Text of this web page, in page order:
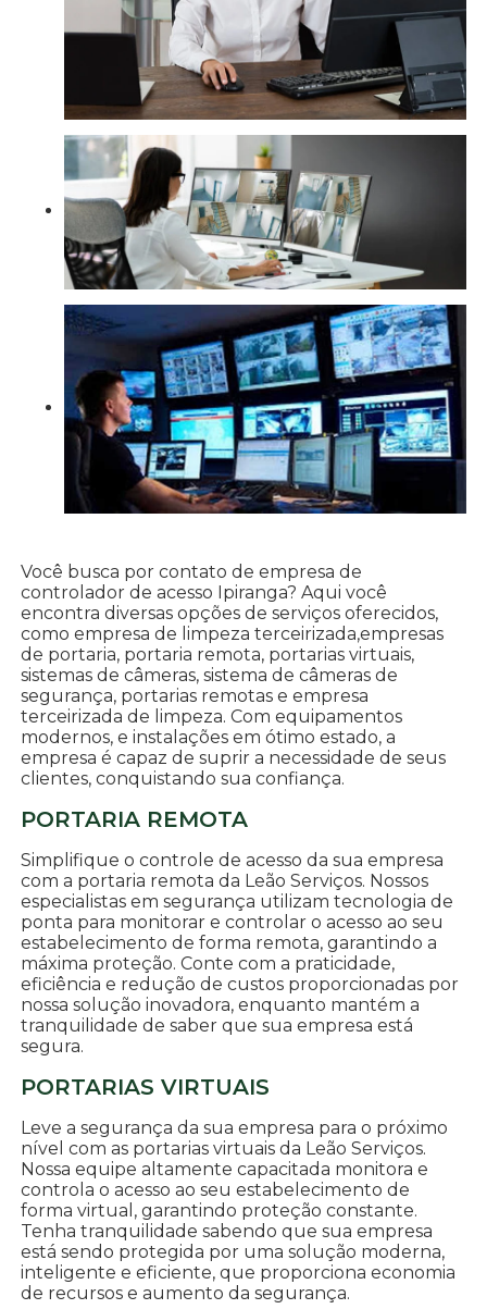
Você busca por contato de empresa de
controlador de acesso Ipiranga? Aqui você
encontra diversas opções de serviços oferecidos,
como empresa de limpeza terceirizada,empresas
de portaria, portaria remota, portarias virtuais,
sistemas de câmeras, sistema de câmeras de
segurança, portarias remotas e empresa
terceirizada de limpeza. Com equipamentos
modernos, e instalações em ótimo estado, a
empresa é capaz de suprir a necessidade de seus
clientes, conquistando sua confiança.
PORTARIA REMOTA
Simplifique o controle de acesso da sua empresa
com a portaria remota da Leão Serviços. Nossos
especialistas em segurança utilizam tecnologia de
ponta para monitorar e controlar o acesso ao seu
estabelecimento de forma remota, garantindo a
máxima proteção. Conte com a praticidade,
eficiência e redução de custos proporcionadas por
nossa solução inovadora, enquanto mantém a
tranquilidade de saber que sua empresa está
segura.
PORTARIAS VIRTUAIS
Leve a segurança da sua empresa para o próximo
nível com as portarias virtuais da Leão Serviços.
Nossa equipe altamente capacitada monitora e
controla o acesso ao seu estabelecimento de
forma virtual, garantindo proteção constante.
Tenha tranquilidade sabendo que sua empresa
está sendo protegida por uma solução moderna,
inteligente e eficiente, que proporciona economia
de recursos e aumento da segurança.